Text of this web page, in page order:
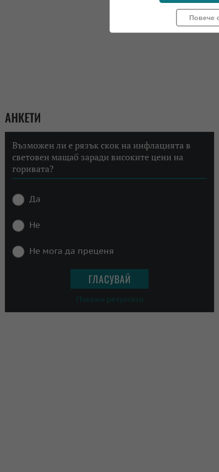
АНКЕТИ
Възможен ли е рязък скок на инфлацията в
световен мащаб заради високите цени на
горивата?
Да
Не
Не мога да преценя
Покажи резултати
Повече